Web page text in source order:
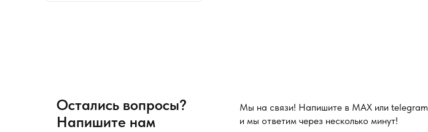
Мы на связи! Напишите в MAX или telegram
и мы ответим через несколько минут!
Остались вопросы?
Напишите нам